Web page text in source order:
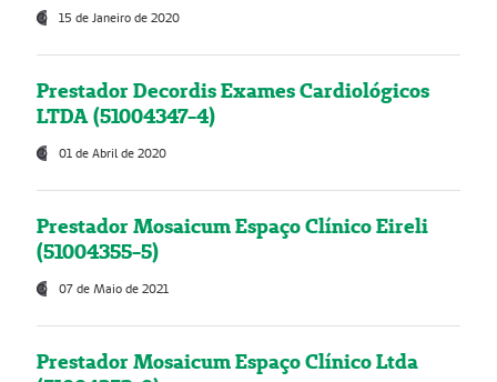
15 de Janeiro de 2020
Prestador Decordis Exames Cardiológicos
LTDA (51004347-4)
01 de Abril de 2020
Prestador Mosaicum Espaço Clínico Eireli
(51004355-5)
07 de Maio de 2021
Prestador Mosaicum Espaço Clínico Ltda